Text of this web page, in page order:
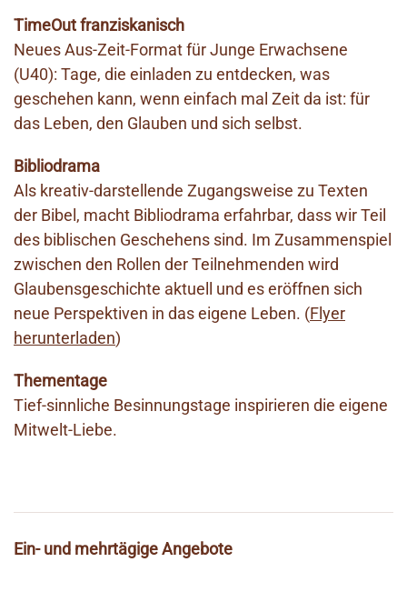
TimeOut franziskanisch
Neues Aus-Zeit-Format für Junge Erwachsene
(U40): Tage, die einladen zu entdecken, was
geschehen kann, wenn einfach mal Zeit da ist: für
das Leben, den Glauben und sich selbst.
Bibliodrama
Als kreativ-darstellende Zugangsweise zu Texten
der Bibel, macht Bibliodrama erfahrbar, dass wir Teil
des biblischen Geschehens sind. Im Zusammenspiel
zwischen den Rollen der Teilnehmenden wird
Glaubensgeschichte aktuell und es eröffnen sich
neue Perspektiven in das eigene Leben. (Flyer
herunterladen)
Thementage
Tief-sinnliche Besinnungstage inspirieren die eigene
Mitwelt-Liebe.
Ein- und mehrtägige Angebote